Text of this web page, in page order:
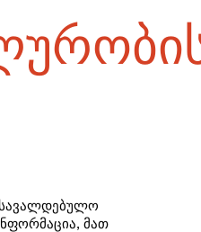
სავალდებულო
მათ